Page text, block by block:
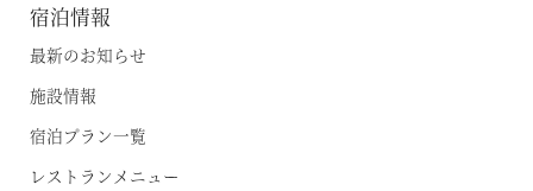
宿泊情報
最新のお知らせ
施設情報
宿泊プラン一覧
レストランメニュー